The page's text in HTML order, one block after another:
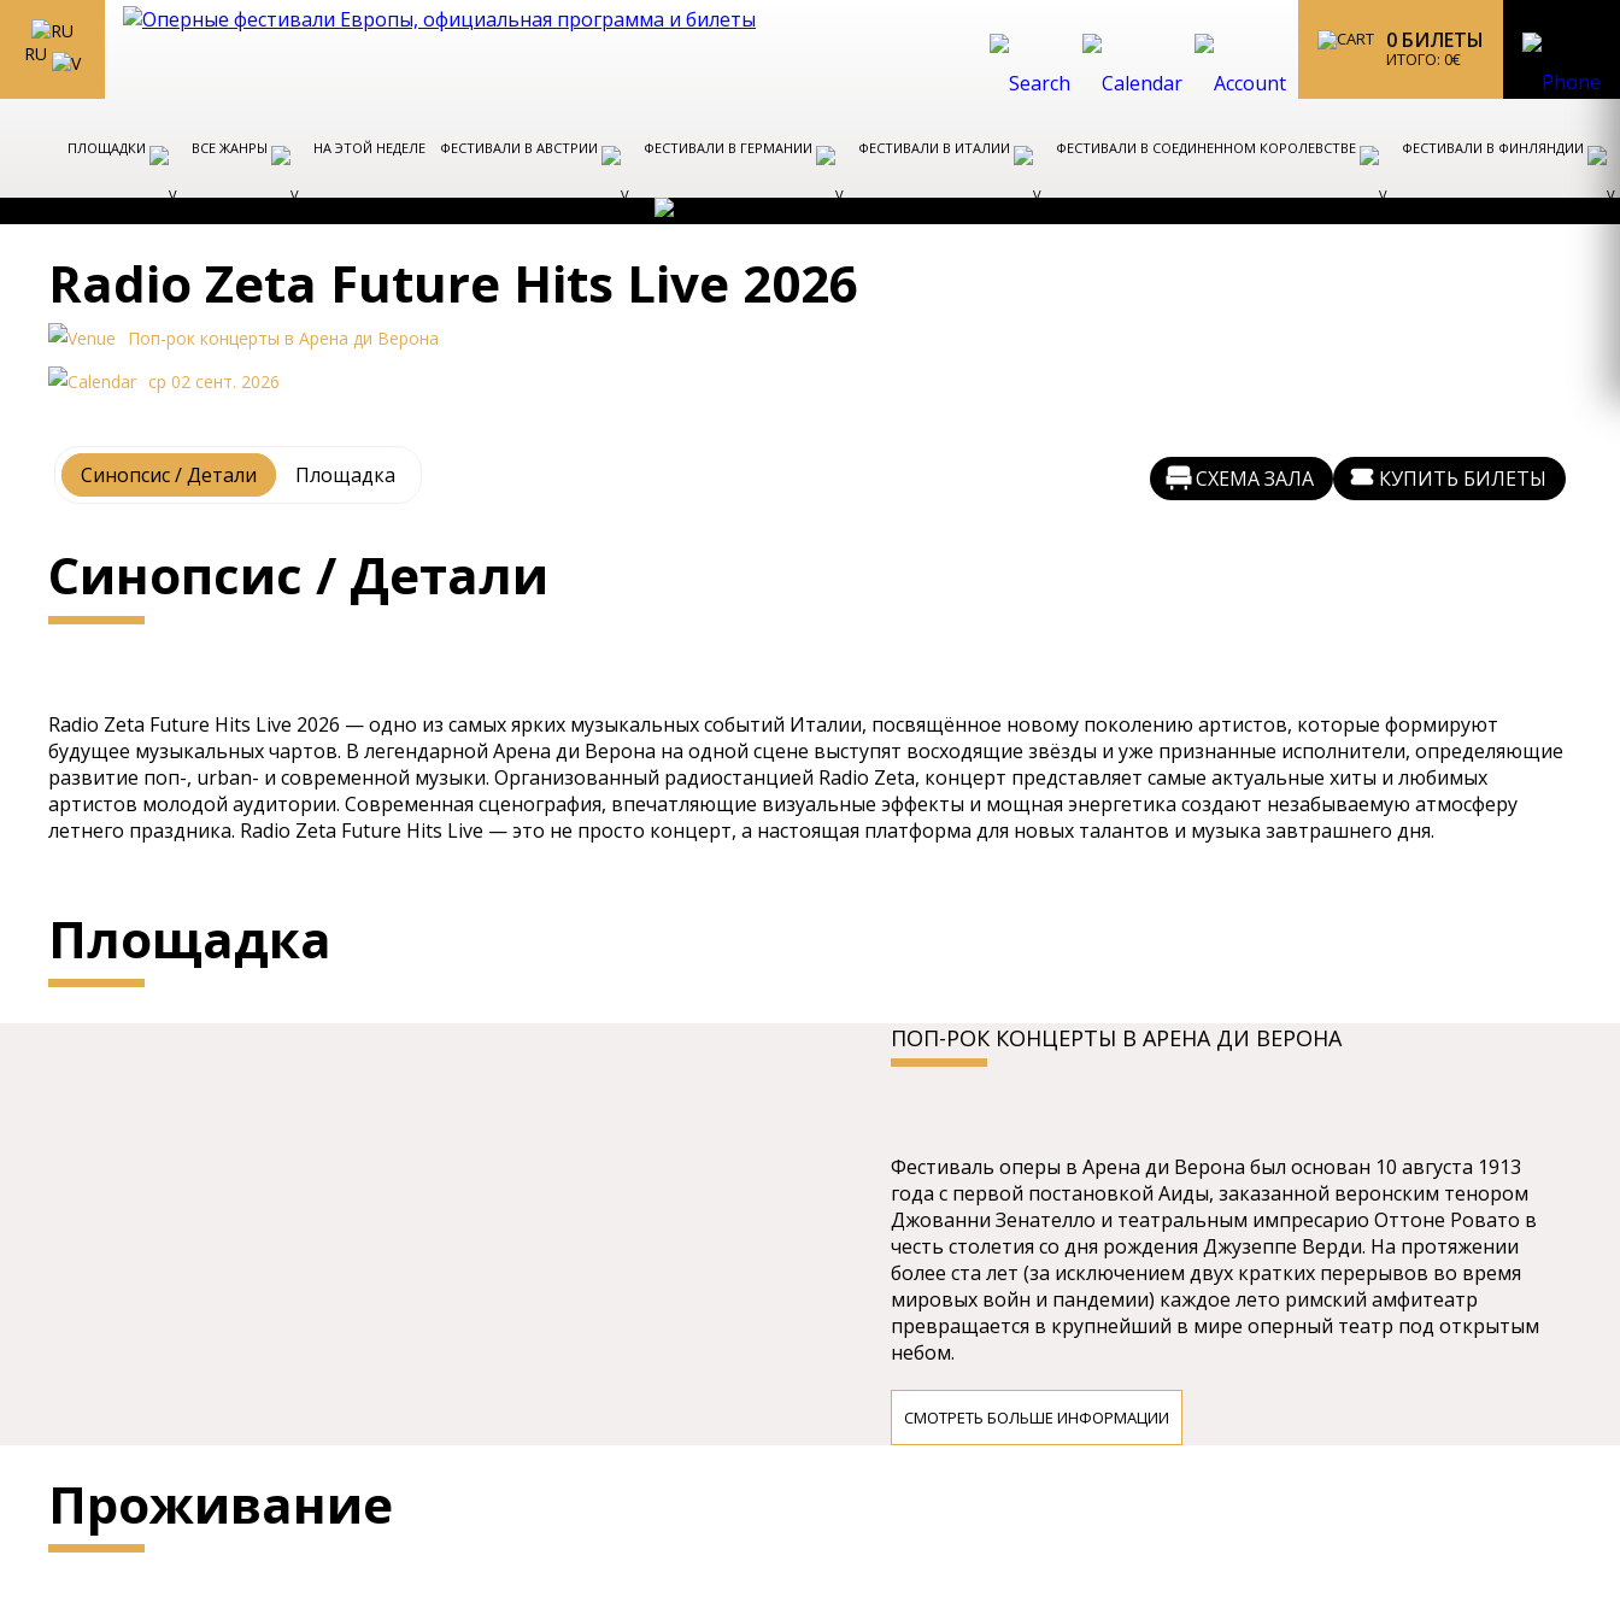
RU
0 БИЛЕТЫ
ИТОГО: 0€
ПЛОЩАДКИ ВСЕ ЖАНРЫ НА ЭТОЙ НЕДЕЛЕ ФЕСТИВАЛИ В АВСТРИИ ФЕСТИВАЛИ В ГЕРМАНИИ ФЕСТИВАЛИ В ИТАЛИИ ФЕСТИВАЛИ В СОЕДИНЕННОМ КОРОЛЕВСТВЕ ФЕСТИВАЛИ В ФИНЛЯНДИИ
Radio Zeta Future Hits Live 2026
Поп-рок концерты в Арена ди Верона
ср 02 сент. 2026
Синопсис / Детали Площадка СХЕМА ЗАЛА КУПИТЬ БИЛЕТЫ
Синопсис / Детали
Radio Zeta Future Hits Live 2026 — одно из самых ярких музыкальных событий Италии, посвящённое новому поколению артистов, которые формируют
будущее музыкальных чартов. В легендарной Арена ди Верона на одной сцене выступят восходящие звёзды и уже признанные исполнители, определяющие
развитие поп-, urban- и современной музыки. Организованный радиостанцией Radio Zeta, концерт представляет самые актуальные хиты и любимых
артистов молодой аудитории. Современная сценография, впечатляющие визуальные эффекты и мощная энергетика создают незабываемую атмосферу
летнего праздника. Radio Zeta Future Hits Live — это не просто концерт, а настоящая платформа для новых талантов и музыка завтрашнего дня.
Площадка
ПОП-РОК КОНЦЕРТЫ В АРЕНА ДИ ВЕРОНА
Фестиваль оперы в Арена ди Верона был основан 10 августа 1913
года с первой постановкой Аиды, заказанной веронским тенором
Джованни Зенателло и театральным импресарио Оттоне Ровато в
честь столетия со дня рождения Джузеппе Верди. На протяжении
более ста лет (за исключением двух кратких перерывов во время
мировых войн и пандемии) каждое лето римский амфитеатр
превращается в крупнейший в мире оперный театр под открытым
небом.
СМОТРЕТЬ БОЛЬШЕ ИНФОРМАЦИИ
Проживание